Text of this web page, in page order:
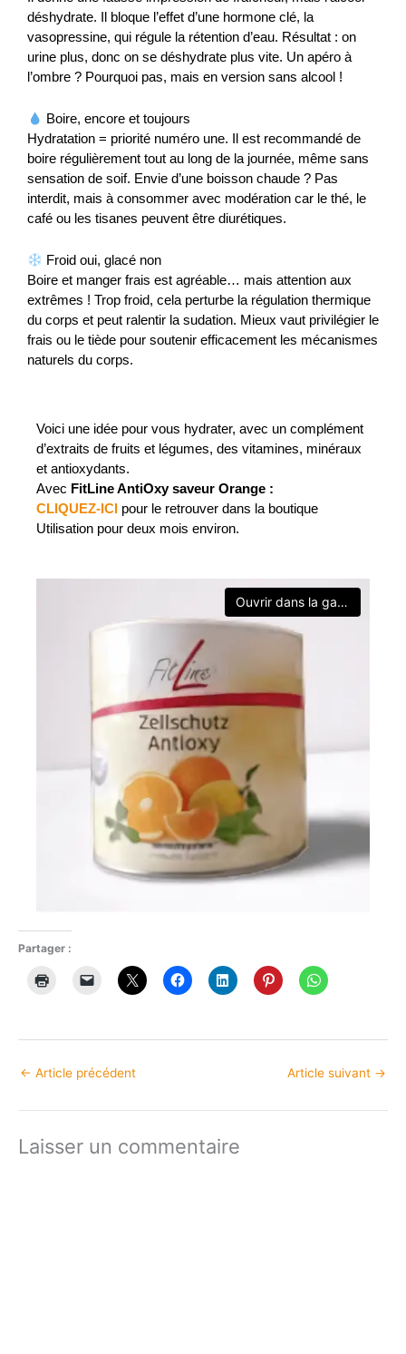
déshydrate. Il bloque l’effet d’une hormone clé, la
vasopressine, qui régule la rétention d’eau. Résultat : on
urine plus, donc on se déshydrate plus vite. Un apéro à
l’ombre ? Pourquoi pas, mais en version sans alcool !
Boire, encore et toujours
Hydratation = priorité numéro une. Il est recommandé de
boire régulièrement tout au long de la journée, même sans
sensation de soif. Envie d’une boisson chaude ? Pas
interdit, mais à consommer avec modération car le thé, le
café ou les tisanes peuvent être diurétiques.
Froid oui, glacé non
Boire et manger frais est agréable… mais attention aux
extrêmes ! Trop froid, cela perturbe la régulation thermique
du corps et peut ralentir la sudation. Mieux vaut privilégier le
frais ou le tiède pour soutenir efficacement les mécanismes
naturels du corps.
Voici une idée pour vous hydrater, avec un complément
d’extraits de fruits et légumes, des vitamines, minéraux
et antioxydants.
Avec FitLine AntiOxy saveur Orange :
CLIQUEZ-ICI pour le retrouver dans la boutique
Utilisation pour deux mois environ.
Ouvrir dans la galerie
Partager :
← Article précédent Article suivant →
Laisser un commentaire